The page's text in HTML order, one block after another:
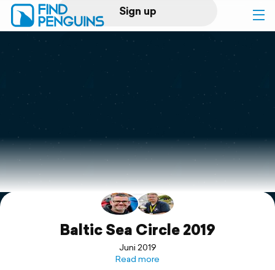
Sign up
Log in
Print a book
Flyover video
Explore
Support
Baltic Sea Circle 2019
Juni 2019
Read more